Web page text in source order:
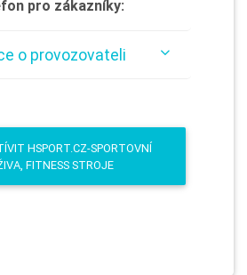
pro zákazníky:
o provozovateli
HSPORT.CZ-SPORTOVNÍ
FITNESS STROJE